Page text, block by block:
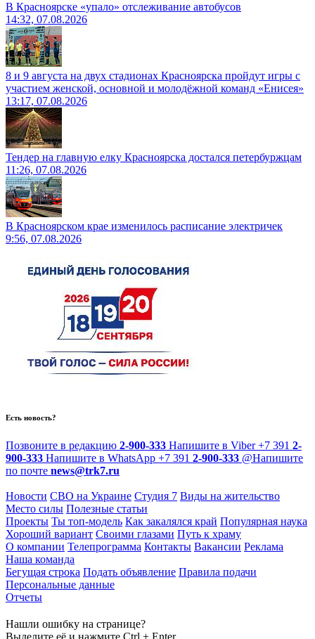
В Красноярске «упало» отслеживание автобусов
14:32, 07.08.2026
8 и 9 августа на двух стадионах Красноярска пройдут игры с
участием женской, основной и молодёжной команд «Енисея»
13:17, 07.08.2026
Тендер на главную елку Красноярска достался петербуржцам
11:26, 07.08.2026
В Красноярском крае изменилось расписание электричек
9:56, 07.08.2026
Есть новость?
Позвоните в редакцию 2-900-333 Напишите в Viber +7 391 2-
900-333 Напишите в WhatsApp +7 391 2-900-333 @Напишите
по почте news@trk7.ru
Новости СВО на Украине Студия 7 Виды на жительство
Место силы Полезные статьи
Проекты Ты топ-модель Как закалялся край Популярная наука
Хороший вариант Своими глазами Путь к храму
О компании Телепрограмма Контакты Вакансии Реклама
Наша команда
Бегущая строка Подать объявление Правила подачи
Персональные данные
Отчеты
Нашли ошибку на странице?